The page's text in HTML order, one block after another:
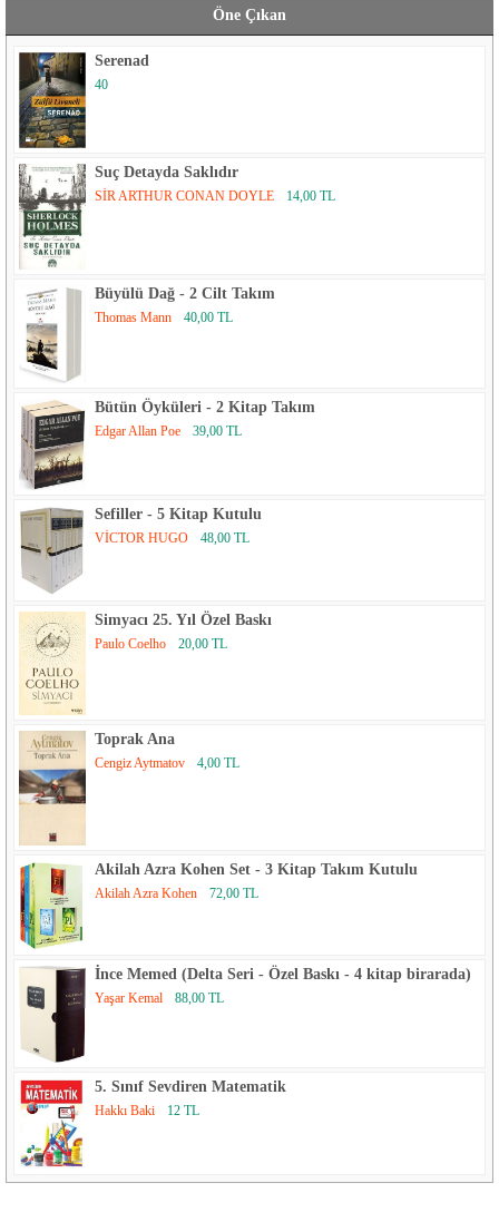
Öne Çıkan
Serenad
40
Suç Detayda Saklıdır
SİR ARTHUR CONAN DOYLE 14,00 TL
Büyülü Dağ - 2 Cilt Takım
Thomas Mann 40,00 TL
Bütün Öyküleri - 2 Kitap Takım
Edgar Allan Poe 39,00 TL
Sefiller - 5 Kitap Kutulu
VİCTOR HUGO 48,00 TL
Simyacı 25. Yıl Özel Baskı
Paulo Coelho 20,00 TL
Toprak Ana
Cengiz Aytmatov 4,00 TL
Akilah Azra Kohen Set - 3 Kitap Takım Kutulu
Akilah Azra Kohen 72,00 TL
İnce Memed (Delta Seri - Özel Baskı - 4 kitap birarada)
Yaşar Kemal 88,00 TL
5. Sınıf Sevdiren Matematik
Hakkı Baki 12 TL